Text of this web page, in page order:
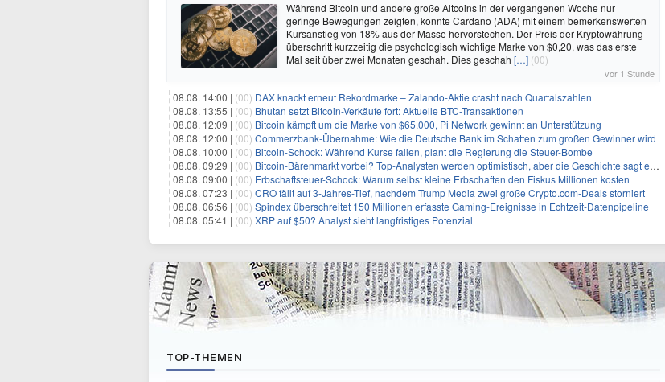
Während Bitcoin und andere große Altcoins in der vergangenen Woche nur
geringe Bewegungen zeigten, konnte Cardano (ADA) mit einem bemerkenswerten
Kursanstieg von 18% aus der Masse hervorstechen. Der Preis der Kryptowährung
überschritt kurzzeitig die psychologisch wichtige Marke von $0,20, was das erste
Mal seit über zwei Monaten geschah. Dies geschah […] (00)
vor 1 Stunde
08.08. 14:00 | (00) DAX knackt erneut Rekordmarke – Zalando-Aktie crasht nach Quartalszahlen
08.08. 13:55 | (00) Bhutan setzt Bitcoin-Verkäufe fort: Aktuelle BTC-Transaktionen
08.08. 12:09 | (00) Bitcoin kämpft um die Marke von $65.000, Pi Network gewinnt an Unterstützung
08.08. 12:00 | (00) Commerzbank-Übernahme: Wie die Deutsche Bank im Schatten zum großen Gewinner wird
08.08. 10:00 | (00) Bitcoin-Schock: Während Kurse fallen, plant die Regierung die Steuer-Bombe
08.08. 09:29 | (00) Bitcoin-Bärenmarkt vorbei? Top-Analysten werden optimistisch, aber die Geschichte sagt etwas anderes
08.08. 09:00 | (00) Erbschaftsteuer-Schock: Warum selbst kleine Erbschaften den Fiskus Millionen kosten
08.08. 07:23 | (00) CRO fällt auf 3-Jahres-Tief, nachdem Trump Media zwei große Crypto.com-Deals storniert
08.08. 06:56 | (00) Spindex überschreitet 150 Millionen erfasste Gaming-Ereignisse in Echtzeit-Datenpipeline
08.08. 05:41 | (00) XRP auf $50? Analyst sieht langfristiges Potenzial
TOP-THEMEN